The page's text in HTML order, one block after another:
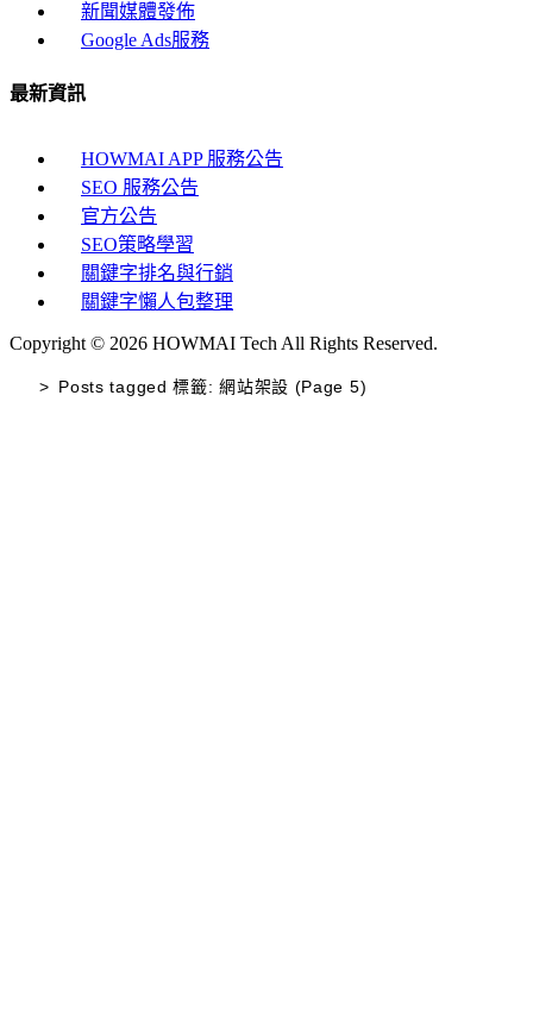
新聞媒體發佈
Google Ads服務
最新資訊
HOWMAI APP 服務公告
SEO 服務公告
官方公告
SEO策略學習
關鍵字排名與行銷
關鍵字懶人包整理
Copyright © 2026 HOWMAI Tech All Rights Reserved.
> Posts tagged標籤:網站架設 (Page 5)